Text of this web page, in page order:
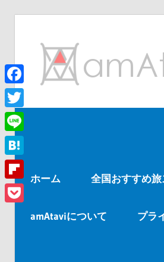
ン
ツ
へ
ス
キ
ッ
プ
を
旅
出
ホーム 全国おすすめ旅
amAtaviについて プラ
Facebook
Twitter
Line
Hatena
Flipboard
Pocket